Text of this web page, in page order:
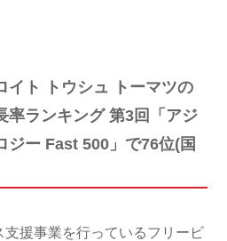
イト トウシュ トーマツの
率ランキング 第3回「アジ
ジー Fast 500」で76位(国
援事業を行っているフリービ